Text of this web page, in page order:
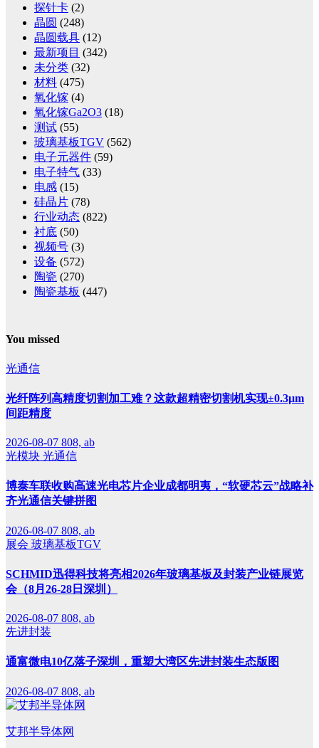
探针卡 (2)
晶圆 (248)
晶圆载具 (12)
最新项目 (342)
未分类 (32)
材料 (475)
氧化镓 (4)
氧化镓Ga2O3 (18)
测试 (55)
玻璃基板TGV (562)
电子元器件 (59)
电子特气 (33)
电感 (15)
硅晶片 (78)
行业动态 (822)
衬底 (50)
视频号 (3)
设备 (572)
陶瓷 (270)
陶瓷基板 (447)
You missed
光通信
光纤阵列高精度切割加工难？这款超精密切割机实现±0.3μm
间距精度
2026-08-07 808, ab
光模块 光通信
博泰车联收购高速光电芯片企业成都明夷，“软硬芯云”战略补
齐光通信关键拼图
2026-08-07 808, ab
展会 玻璃基板TGV
SCHMID迅得科技将亮相2026年玻璃基板及封装产业链展览
会（8月26-28日深圳）
2026-08-07 808, ab
先进封装
通富微电10亿落子深圳，重塑大湾区先进封装生态版图
2026-08-07 808, ab
艾邦半导体网